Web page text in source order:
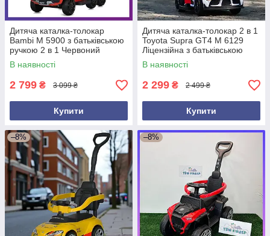
Дитяча каталка-толокар
Bambi M 5900 з батьківською
ручкою 2 в 1 Червоний
В наявності
2 799 ₴ 3 099 ₴
Купити
Дитяча каталка-толокар 2 в 1
Toyota Supra GT4 M 6129
Ліцензійна з батьківською
ручкою Білий
В наявності
2 299 ₴ 2 499 ₴
Купити
–8% –8%